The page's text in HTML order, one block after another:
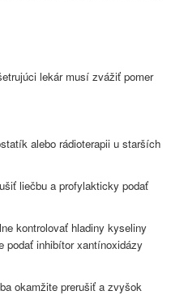
lekár musí zvážiť pomer
alebo rádioterapii u starších
liečbu a profylakticky podať
kontrolovať hladiny kyseliny
podať inhibítor xantínoxidázy
okamžite prerušiť a zvyšok